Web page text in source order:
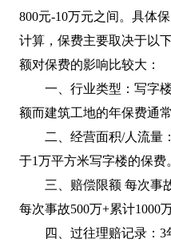
800元-10万元之间。具体
计算，保费主要取决于以
额对保费的影响比较大：
一、行业类型：写字
额而建筑工地的年保费通常
二、经营面积/人流量
于1万平方米写字楼的保费
三、赔偿限额 每次事
每次事故500万+累计1000万
四、过往理赔记录：